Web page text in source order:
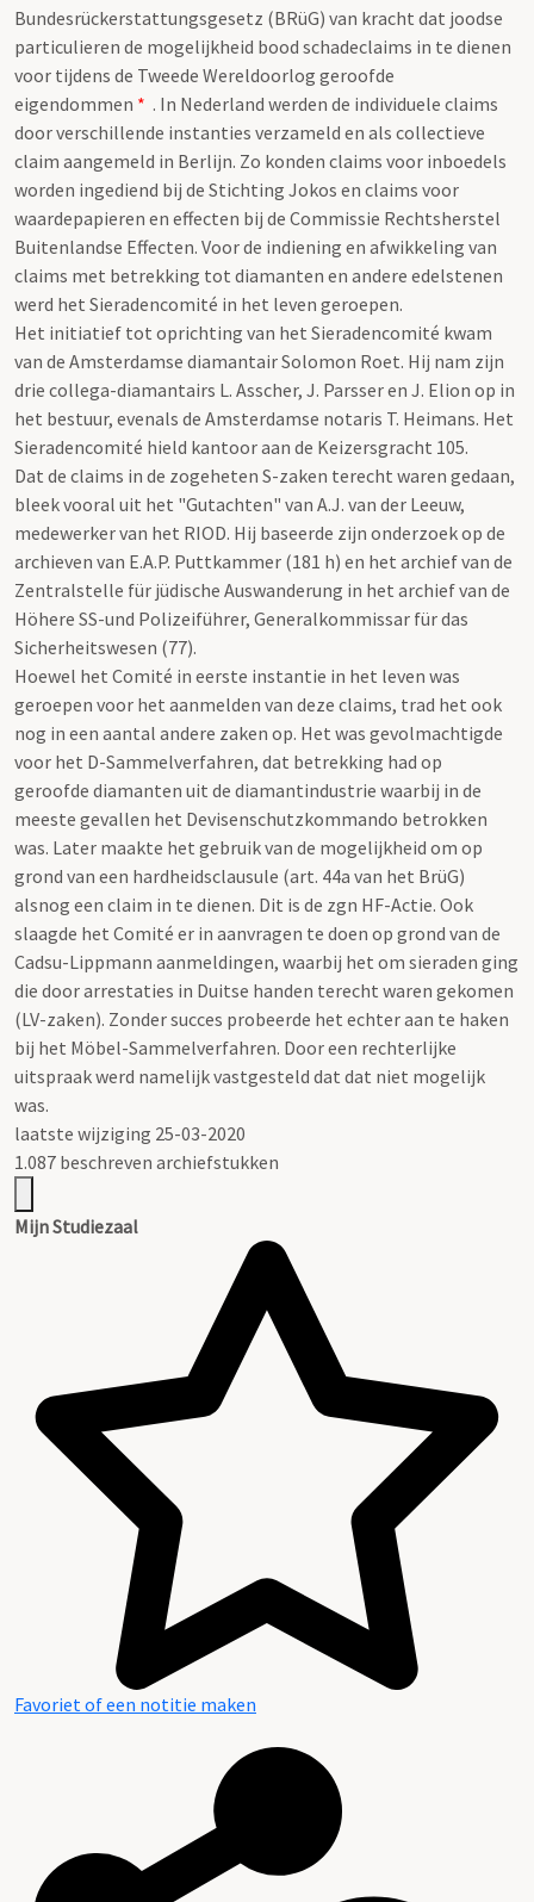
Bundesrückerstattungsgesetz (BRüG) van kracht dat joodse
particulieren de mogelijkheid bood schadeclaims in te dienen
voor tijdens de Tweede Wereldoorlog geroofde
eigendommen * . In Nederland werden de individuele claims
door verschillende instanties verzameld en als collectieve
claim aangemeld in Berlijn. Zo konden claims voor inboedels
worden ingediend bij de Stichting Jokos en claims voor
waardepapieren en effecten bij de Commissie Rechtsherstel
Buitenlandse Effecten. Voor de indiening en afwikkeling van
claims met betrekking tot diamanten en andere edelstenen
werd het Sieradencomité in het leven geroepen.
Het initiatief tot oprichting van het Sieradencomité kwam
van de Amsterdamse diamantair Solomon Roet. Hij nam zijn
drie collega-diamantairs L. Asscher, J. Parsser en J. Elion op in
het bestuur, evenals de Amsterdamse notaris T. Heimans. Het
Sieradencomité hield kantoor aan de Keizersgracht 105.
Dat de claims in de zogeheten S-zaken terecht waren gedaan,
bleek vooral uit het "Gutachten" van A.J. van der Leeuw,
medewerker van het RIOD. Hij baseerde zijn onderzoek op de
archieven van E.A.P. Puttkammer (181 h) en het archief van de
Zentralstelle für jüdische Auswanderung in het archief van de
Höhere SS-und Polizeiführer, Generalkommissar für das
Sicherheitswesen (77).
Hoewel het Comité in eerste instantie in het leven was
geroepen voor het aanmelden van deze claims, trad het ook
nog in een aantal andere zaken op. Het was gevolmachtigde
voor het D-Sammelverfahren, dat betrekking had op
geroofde diamanten uit de diamantindustrie waarbij in de
meeste gevallen het Devisenschutzkommando betrokken
was. Later maakte het gebruik van de mogelijkheid om op
grond van een hardheidsclausule (art. 44a van het BrüG)
alsnog een claim in te dienen. Dit is de zgn HF-Actie. Ook
slaagde het Comité er in aanvragen te doen op grond van de
Cadsu-Lippmann aanmeldingen, waarbij het om sieraden ging
die door arrestaties in Duitse handen terecht waren gekomen
(LV-zaken). Zonder succes probeerde het echter aan te haken
bij het Möbel-Sammelverfahren. Door een rechterlijke
uitspraak werd namelijk vastgesteld dat dat niet mogelijk
was.
laatste wijziging 25-03-2020
1.087 beschreven archiefstukken
Mijn Studiezaal
Favoriet of een notitie maken